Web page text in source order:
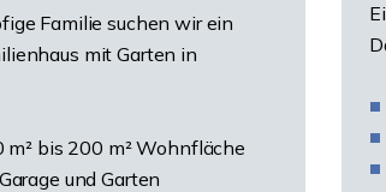
Familie suchen wir ein
mit Garten in
m² bis 200 m² Wohnfläche
und Garten